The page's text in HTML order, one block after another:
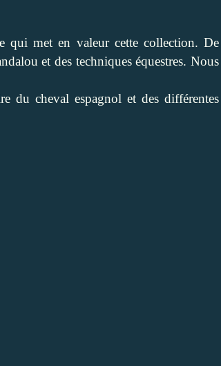
qui met en valeur cette collection. De
et des techniques équestres. Nous
du cheval espagnol et des différentes